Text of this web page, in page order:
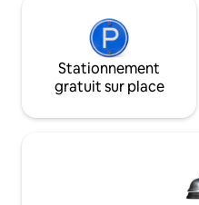
Stationnement
gratuit sur place